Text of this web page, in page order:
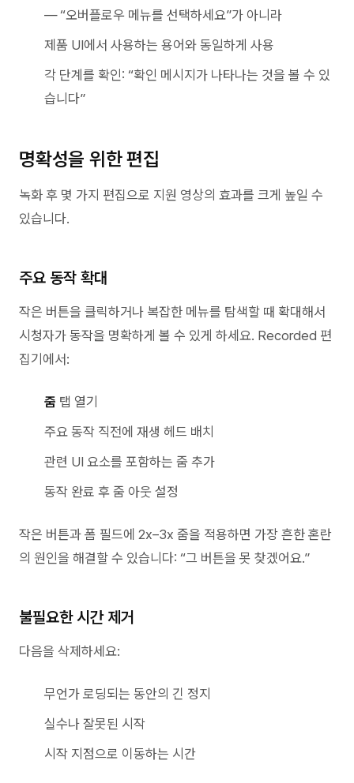
— “오버플로우 메뉴를 선택하세요”가 아니라
제품 UI에서 사용하는 용어와 동일하게 사용
각 단계를 확인: “확인 메시지가 나타나는 것을 볼 수 있
습니다”
명확성을 위한 편집
녹화 후 몇 가지 편집으로 지원 영상의 효과를 크게 높일 수
있습니다.
주요 동작 확대
작은 버튼을 클릭하거나 복잡한 메뉴를 탐색할 때 확대해서
시청자가 동작을 명확하게 볼 수 있게 하세요. Recorded 편
집기에서:
줌 탭 열기
주요 동작 직전에 재생 헤드 배치
관련 UI 요소를 포함하는 줌 추가
동작 완료 후 줌 아웃 설정
작은 버튼과 폼 필드에 2x–3x 줌을 적용하면 가장 흔한 혼란
의 원인을 해결할 수 있습니다: “그 버튼을 못 찾겠어요.”
불필요한 시간 제거
다음을 삭제하세요:
무언가 로딩되는 동안의 긴 정지
실수나 잘못된 시작
시작 지점으로 이동하는 시간